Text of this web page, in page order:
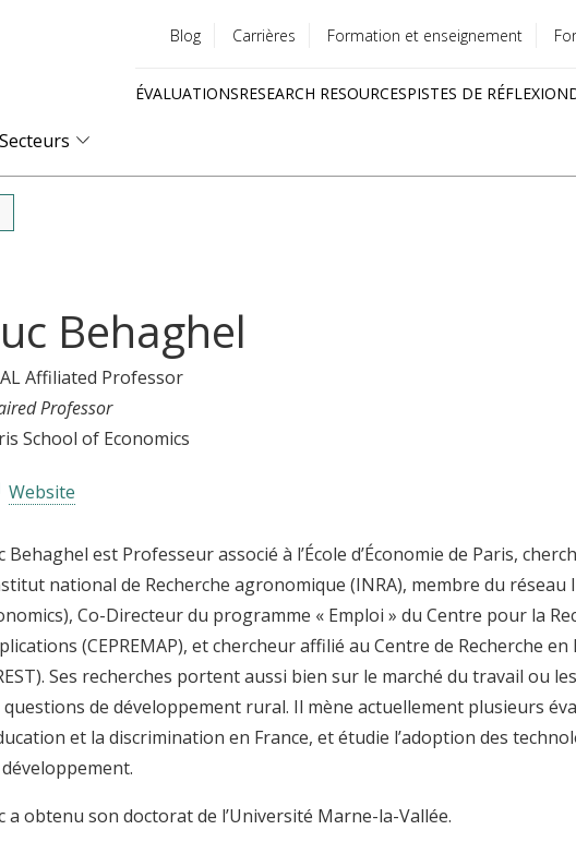
menu
Blog Carrières Formation et enseignement
ÉVALUATIONSRESEARCH RESOURCESPISTES DE RÉFLEXION
Secteurs
Behaghel
Affiliated Professor
Professor
School of Economics
Website
Behaghel est Professeur associé à l’École d’Économie de Paris,
national de Recherche agronomique (INRA), membre du
Co-Directeur du programme « Emploi » du Centre pour la
(CEPREMAP), et chercheur affilié au Centre de Recherche
Ses recherches portent aussi bien sur le marché du travail ou
questions de développement rural. Il mène actuellement plusieurs
et la discrimination en France, et étudie l’adoption des
a obtenu son doctorat de l’Université Marne-la-Vallée.